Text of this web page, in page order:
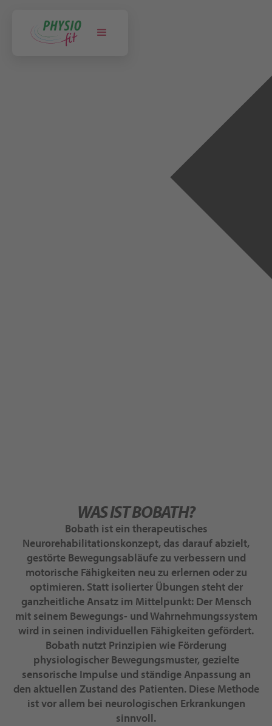
SCHLESWIG
WAS IST BOBATH?
Bobath ist ein therapeutisches
Neurorehabilitationskonzept, das darauf abzielt,
gestörte Bewegungsabläufe zu verbessern und
motorische Fähigkeiten neu zu erlernen oder zu
optimieren. Statt isolierter Übungen steht der
ganzheitliche Ansatz im Mittelpunkt: Der Mensch
mit seinem Bewegungs- und Wahrnehmungssystem
wird in seinen individuellen Fähigkeiten gefördert.
Bobath nutzt Prinzipien wie Förderung
physiologischer Bewegungsmuster, gezielte
sensorische Impulse und ständige Anpassung an
den aktuellen Zustand des Patienten. Diese Methode
ist vor allem bei neurologischen Erkrankungen
sinnvoll.